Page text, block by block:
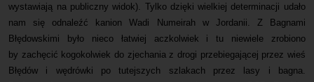
Mapa
Kontakt
wystawiają na publiczny widok). Tylko dzięki wielkiej determinacji udało
nam się odnaleźć kanion Wadi Numeirah w Jordanii. Z Bagnami
Błędowskimi było nieco łatwiej aczkolwiek i tu niewiele zrobiono
by zachęcić kogokolwiek do zjechania z drogi przebiegającej przez wieś
Błędów i wędrówki po tutejszych szlakach przez lasy i bagna.